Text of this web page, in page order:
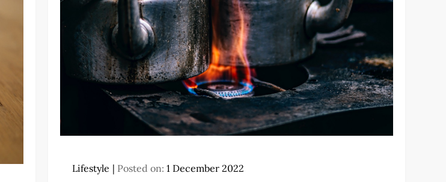
Lifestyle Posted on: 1 December 2022